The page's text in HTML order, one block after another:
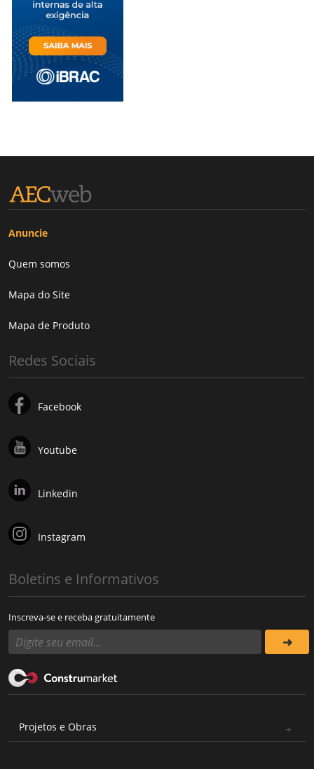
Anuncie
Quem somos
Mapa do Site
Mapa de Produto
Redes Sociais
Facebook
Youtube
Linkedin
Instagram
Boletins e Informativos
Inscreva-se e receba gratuitamente
Projetos e Obras